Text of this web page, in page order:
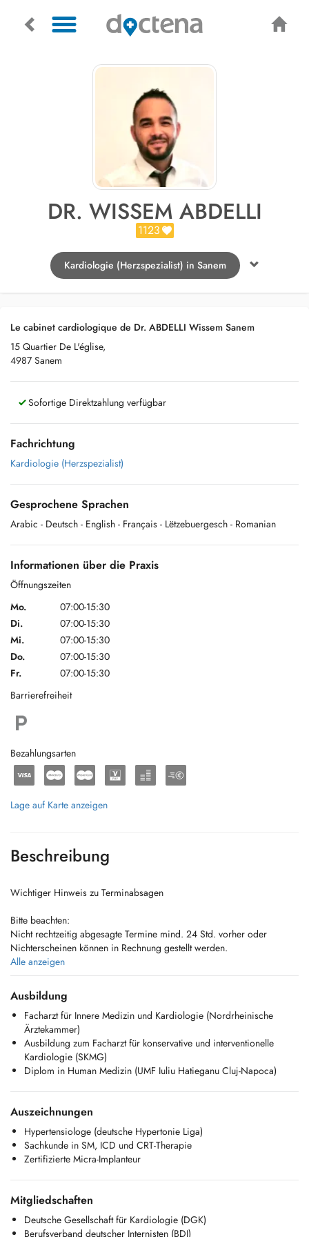
DR. WISSEM ABDELLI
1123
Kardiologie (Herzspezialist) in Sanem
Le cabinet cardiologique de Dr. ABDELLI Wissem Sanem
15 Quartier De L'église,
4987 Sanem
Sofortige Direktzahlung verfügbar
Fachrichtung
Kardiologie (Herzspezialist)
Gesprochene Sprachen
Arabic - Deutsch - English - Français - Lëtzebuergesch - Romanian
Informationen über die Praxis
Öffnungszeiten
Mo.
07:00-15:30
Di.
07:00-15:30
Mi.
07:00-15:30
Do.
07:00-15:30
Fr.
07:00-15:30
Barrierefreiheit
Bezahlungsarten
Lage auf Karte anzeigen
Beschreibung
Wichtiger Hinweis zu Terminabsagen
Bitte beachten:
Nicht rechtzeitig abgesagte Termine mind. 24 Std. vorher oder
Nichterscheinen können in Rechnung gestellt werden.
Vielen Dank für Ihr Verständnis.
Ihr Praxisteam
Avis important concernant les rendez-vous
Merci de noter :
Les rendez-vous non annulés au moins 24h à lavance ou en cas
dabsence peuvent être facturés.
Votre équipe médicale
Important Notice Regarding Appointments
Missed appointments or cancellations less than 24 hours in advance
may be charged.
Thank you for your understanding.
Alle anzeigen
Ausbildung
Facharzt für Innere Medizin und Kardiologie (Nordrheinische
Ärztekammer)
Ausbildung zum Facharzt für konservative und interventionelle
Kardiologie (SKMG)
Diplom in Human Medizin (UMF Iuliu Hatieganu Cluj-Napoca)
Auszeichnungen
Hypertensiologe (deutsche Hypertonie Liga)
Sachkunde in SM, ICD und CRT-Therapie
Zertifizierte Micra-Implanteur
Mitgliedschaften
Deutsche Gesellschaft für Kardiologie (DGK)
Berufsverband deutscher Internisten (BDI)